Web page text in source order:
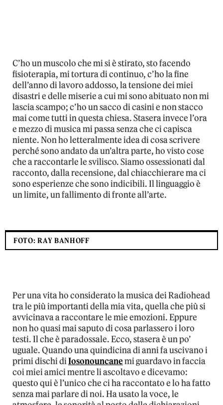
C’ho un muscolo che mi si è stirato, sto facendo
fisioterapia, mi tortura di continuo, c’ho la fine
dell’anno di lavoro addosso, la tensione dei miei
disastri e delle miserie a cui mi sono abituato non mi
lascia scampo; c’ho un sacco di casini e non stacco
mai come tutti in questa chiesa. Stasera invece l’ora
e mezzo di musica mi passa senza che ci capisca
niente. Non ho letteralmente idea di cosa scrivere
perché sono andato da un’altra parte, ho visto cose
che a raccontarle le svilisco. Siamo ossessionati dal
racconto, dalla recensione, dal chiacchierare ma ci
sono esperienze che sono indicibili. Il linguaggio è
un limite, un fallimento di fronte all’arte.
FOTO: RAY BANHOFF
Per una vita ho considerato la musica dei Radiohead
tra le più importanti della mia vita, quella che più si
avvicinava a raccontare le mie emozioni. Eppure
non ho quasi mai saputo di cosa parlassero i loro
testi. Il che è paradossale. Ecco, stasera è un po’
uguale. Quando una quindicina di anni fa uscivano i
primi dischi diIosonouncanemi guardavo in faccia
coi miei amici mentre li ascoltavo e dicevamo:
questo qui è l’unico che ci ha raccontato e lo ha fatto
senza mai parlare di noi. Ha usato la voce, le